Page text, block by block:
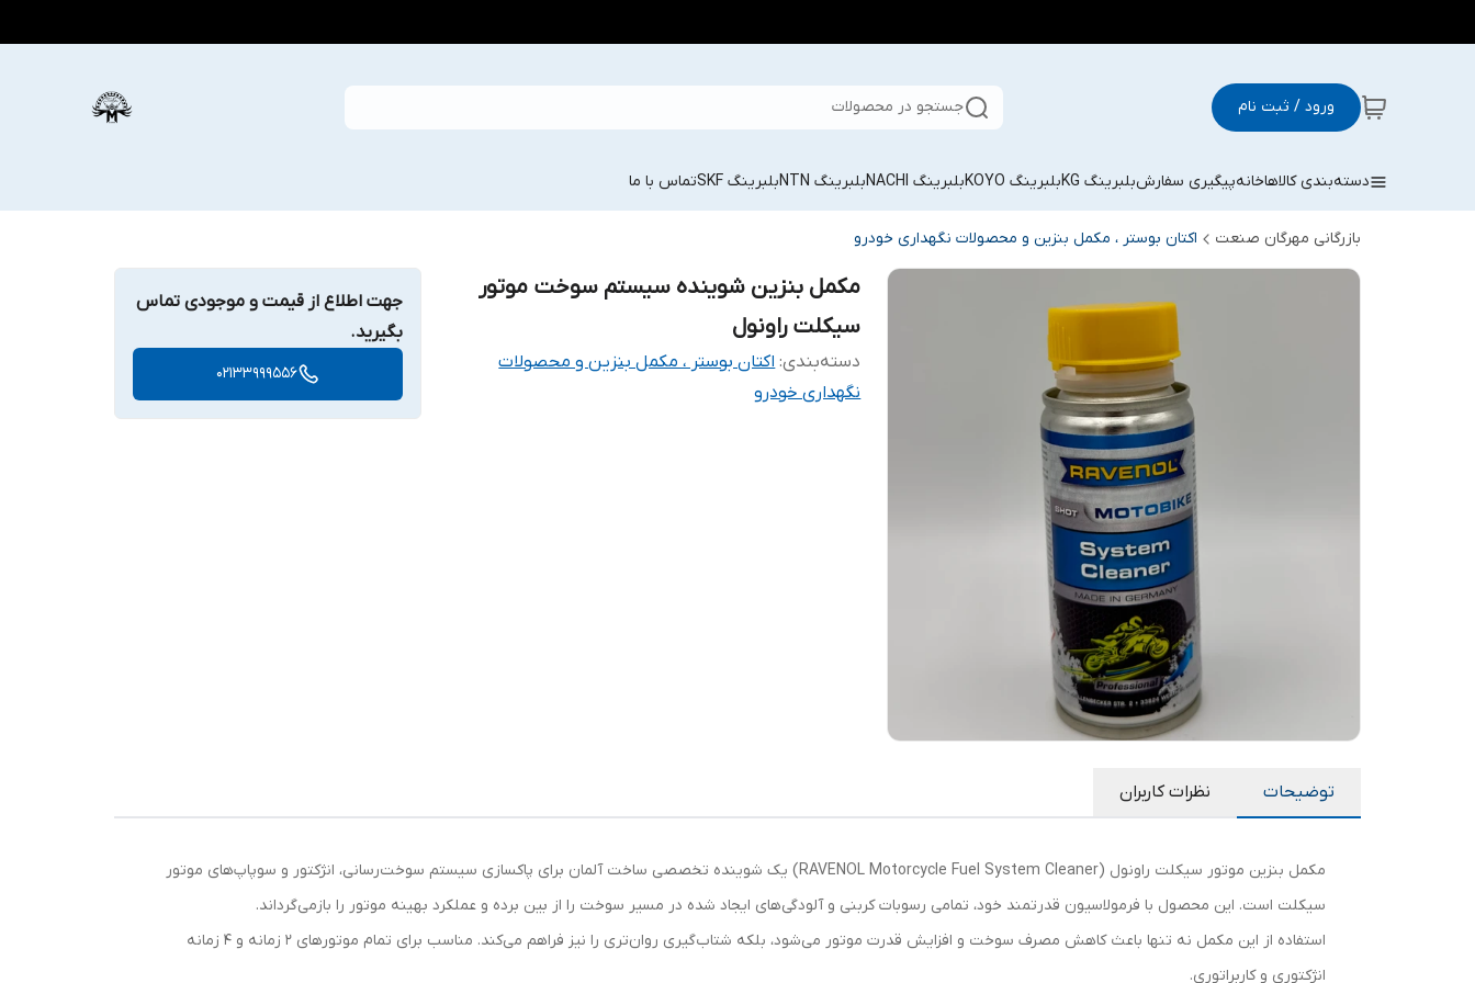
ورود / ثبت نام جستجو در محصولات
دسته‌بندی کالاهاخانهپیگیری سفارشبلبرینگ KG بلبرینگ KOYO بلبرینگ NACHI بلبرینگ NTN بلبرینگ SKF تماس با ما
بازرگانی مهرگان صنعت اکتان بوستر ، مکمل بنزین و محصولات نگهداری خودرو
مکمل بنزین شوینده سیستم سوخت موتور
سیکلت راونول
دسته‌بندی:اکتان بوستر ، مکمل بنزین و محصولات
نگهداری خودرو
جهت اطلاع از قیمت و موجودی تماس
بگیرید.
02133999556
توضیحات نظرات کاربران
مکمل بنزین موتور سیکلت راونول (RAVENOL Motorcycle Fuel System Cleaner) یک شوینده تخصصی ساخت آلمان برای پاکسازی سیستم سوخت‌رسانی، انژکتور و سوپاپ‌های موتور
سیکلت است. این محصول با فرمولاسیون قدرتمند خود، تمامی رسوبات کربنی و آلودگی‌های ایجاد شده در مسیر سوخت را از بین برده و عملکرد بهینه موتور را بازمی‌گرداند.
استفاده از این مکمل نه تنها باعث کاهش مصرف سوخت و افزایش قدرت موتور می‌شود، بلکه شتاب‌گیری روان‌تری را نیز فراهم می‌کند. مناسب برای تمام موتورهای ۲ زمانه و ۴ زمانه
انژکتوری و کاربراتوری.